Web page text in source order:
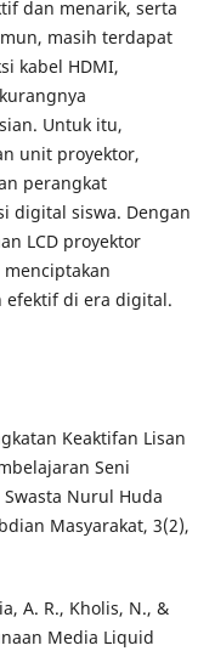
dan menarik, serta
masih terdapat
kabel HDMI,
Untuk itu,
unit proyektor,
perangkat
digital siswa. Dengan
LCD proyektor
efektif di era digital.
Keaktifan Lisan
Seni
Nurul Huda
Masyarakat, 3(2),
A. R., Kholis, N., &
Media Liquid